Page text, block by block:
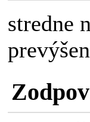
stredne